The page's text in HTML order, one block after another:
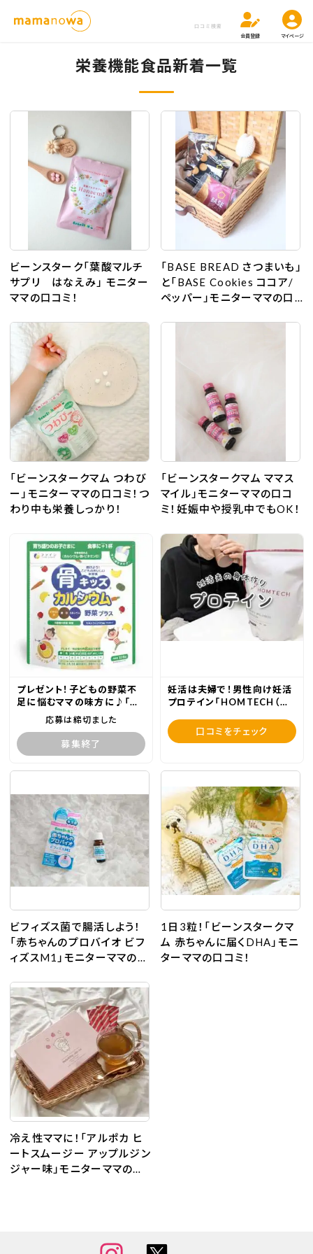
口コミ検索
会員登録
マイページ
栄養機能食品新着一覧
ビーンスターク「葉酸マルチ
サプリ はなえみ」 モニター
ママの口コミ！
「BASE BREAD さつまいも」
と「BASE Cookies ココア/
ペッパー」モニターママの口
「ビーンスタークマム つわび
ー」モニターママの口コミ！つ
わり中も栄養しっかり！
「ビーンスタークマム ママス
マイル」モニターママの口コ
ミ！妊娠中や授乳中でもOK！
プレゼント！子どもの野菜不
足に悩むママの味方に♪「骨
キッズ®カルシウム野菜プラ
スミックスフルーツ風味」3袋
セット
応募は締切ました
募集終了
妊活は夫婦で！男性向け妊活
プロテイン「HOMTECH（オ
ロテイン」の口コミ！
口コミをチェック
ビフィズス菌で腸活しよう！
「赤ちゃんのプロバイオ ビフ
ィズスM1」モニターママの口
1日3粒！「ビーンスタークマ
ム 赤ちゃんに届くDHA」モニ
ターママの口コミ！
冷え性ママに！「アルポカ ヒ
ートスムージー アップルジン
ジャー味」モニターママの口